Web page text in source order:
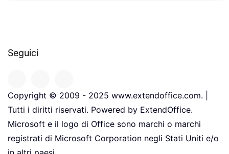
Seguici
Copyright © 2009 - 2025 www.extendoffice.com. |
Tutti i diritti riservati. Powered by ExtendOffice.
Microsoft e il logo di Office sono marchi o marchi
registrati di Microsoft Corporation negli Stati Uniti e/o